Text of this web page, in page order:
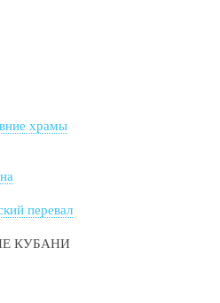
храмы
перевал
КУБАНИ